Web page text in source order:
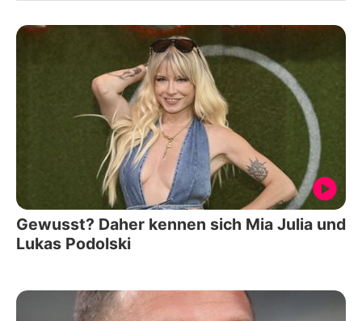
Gewusst? Daher kennen sich Mia Julia und
Lukas Podolski